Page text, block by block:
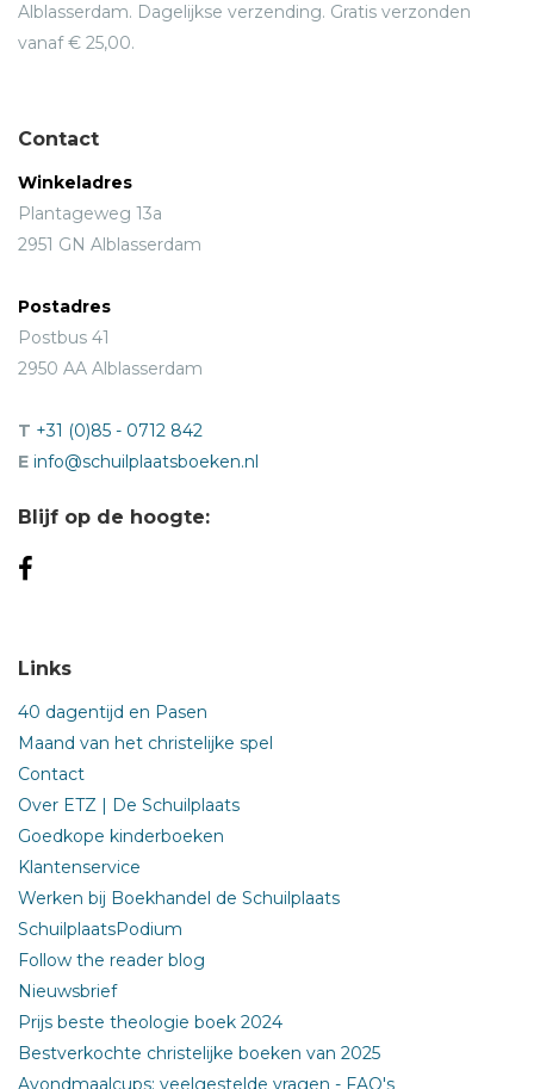
Alblasserdam. Dagelijkse verzending. Gratis verzonden
vanaf € 25,00.
Contact
Winkeladres
Plantageweg 13a
2951 GN Alblasserdam
Postadres
Postbus 41
2950 AA Alblasserdam
T +31 (0)85 - 0712 842
E info@schuilplaatsboeken.nl
Blijf op de hoogte:
Links
40 dagentijd en Pasen
Maand van het christelijke spel
Contact
Over ETZ | De Schuilplaats
Goedkope kinderboeken
Klantenservice
Werken bij Boekhandel de Schuilplaats
SchuilplaatsPodium
Follow the reader blog
Nieuwsbrief
Prijs beste theologie boek 2024
Bestverkochte christelijke boeken van 2025
Avondmaalcups: veelgestelde vragen - FAQ's